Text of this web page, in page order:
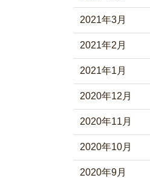
2021年3月
2021年2月
2021年1月
2020年12月
2020年11月
2020年10月
2020年9月